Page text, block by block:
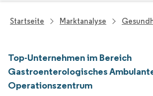
Startseite Marktanalyse
Top-Unternehmen im Bereich
Gastroenterologisches
Operationszentrum